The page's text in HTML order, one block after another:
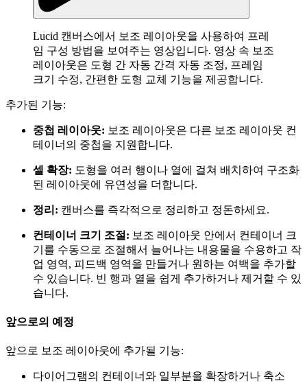
Lucid 캔버스에서 보조 레이아웃을 사용하여 프레
임 구성 방법을 보여주는 영상입니다. 영상 속 보조
레이아웃은 도형 간 자동 간격 자동 조정, 프레임
크기 수정, 간편한 도형 교체 기능을 제공합니다.
추가된 기능:
중첩 레이아웃: 보조 레이아웃은 다른 보조 레이아웃 컨
테이너의 중첩을 지원합니다.
셀 확장: 도형을 여러 행이나 열에 걸쳐 배치하여 구조화
된 레이아웃에 유연성을 더합니다.
정리: 캔버스를 즉각적으로 정리하고 정돈하세요.
컨테이너 크기 조절: 보조 레이아웃 안에서 컨테이너 크
기를 수동으로 조절해서 늘어나는 내용물을 수용하고 작
업 영역, 피드백 영역을 만들거나 원하는 여백을 추가할
수 있습니다. 빈 행과 열을 쉽게 추가하거나 제거할 수 있
습니다.
앞으로의 예정
앞으로 보조 레이아웃에 추가될 기능:
다이어그램의 컨테이너와 일부분을 확장하거나 축소